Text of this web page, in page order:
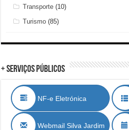
Transporte (10)
Turismo (85)
+ Serviços Públicos
NF-e Eletrónica
Webmail Silva Jardim